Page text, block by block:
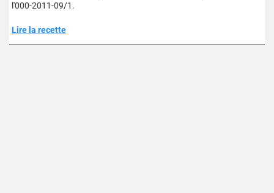
l'000-2011-09/1.
Lire la recette